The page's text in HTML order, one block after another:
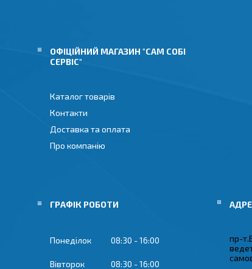
ОФІЦІЙНИЙ МАГАЗИН "САМ СОБІ
СЕРВІС"
Каталог товарів
Контакти
Доставка та оплата
Про компанію
ГРАФІК РОБОТИ
Понеділок 08:30 16:00
Вівторок 08:30 16:00
пр-